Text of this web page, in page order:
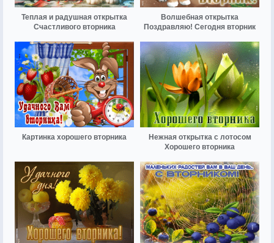
Теплая и радушная открытка
Счастливого вторника
Волшебная открытка
Поздравляю! Сегодня вторник
Картинка хорошего вторника
Нежная открытка с лотосом
Хорошего вторника